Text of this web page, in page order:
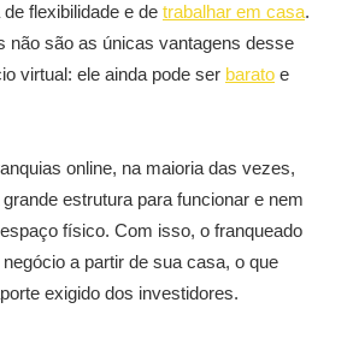
flexibilidade e de trabalhar em casa.
não são as únicas vantagens desse
virtual: ele ainda pode ser barato e
online, na maioria das vezes,
estrutura para funcionar e nem
físico. Com isso, o franqueado
a partir de sua casa, o que
exigido dos investidores.